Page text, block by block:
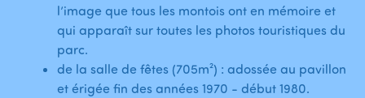
l’image que tous les montois ont en mémoire et
qui apparaît sur toutes les photos touristiques du
parc.
de la salle de fêtes (705m²) : adossée au pavillon
et érigée fin des années 1970 - début 1980.